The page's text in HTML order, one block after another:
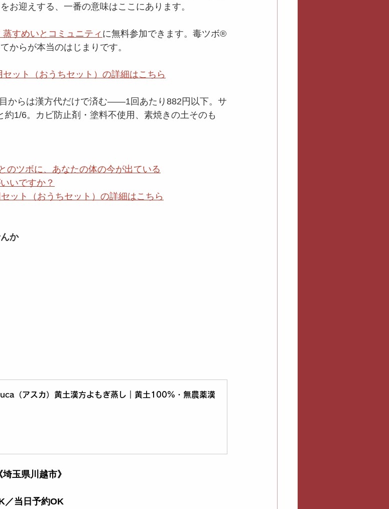
お迎えする、一番の意味はここにあります。
蒸すめいとコミュニティ に無料参加できます。毒ツボ®️
らが本当のはじまりです。
ット（おうちセット）の詳細はこちら
からは漢方代だけで済む——1回あたり882円以下。サ
約1/6。カビ防止剤・塗料不使用、素焼きの土そのも
のツボに、あなたの体の今が出ている
いですか？
ット（おうちセット）の詳細はこちら
か
（アスカ）黄土漢方よもぎ蒸し｜黄土100%・無農薬漢
玉県川越市》
／当日予約OK